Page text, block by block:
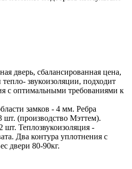
дверь, сбалансированная цена,
звукоизоляции, подходит
с оптимальными требованиями к
замков - 4 мм. Ребра
шт. (производство Мэттем).
Теплозвукоизоляция -
Два контура уплотнения с
двери 80-90кг.